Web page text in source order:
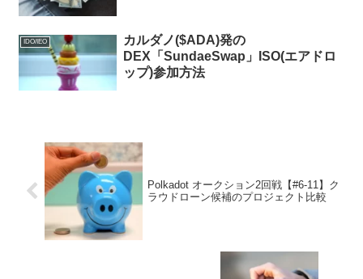
IDO/IEO
カルダノ($ADA)発の
DEX「SundaeSwap」ISO(エアドロ
ップ)参加方法
Polkadot オークション2回戦【#6-11】ク
ラウドローン候補のプロジェクト比較